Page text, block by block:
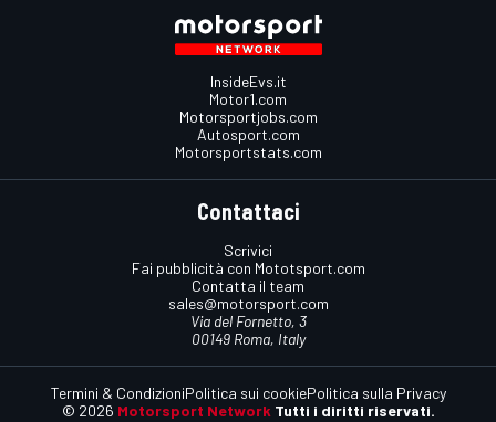
InsideEvs.it
Motor1.com
Motorsportjobs.com
Autosport.com
Motorsportstats.com
Contattaci
Scrivici
Fai pubblicità con Mototsport.com
Contatta il team
sales@motorsport.com
Via del Fornetto, 3
00149 Roma, Italy
© 2026 Motorsport Network Tutti i diritti riservati.
Termini & CondizioniPolitica sui cookiePolitica sulla Privacy